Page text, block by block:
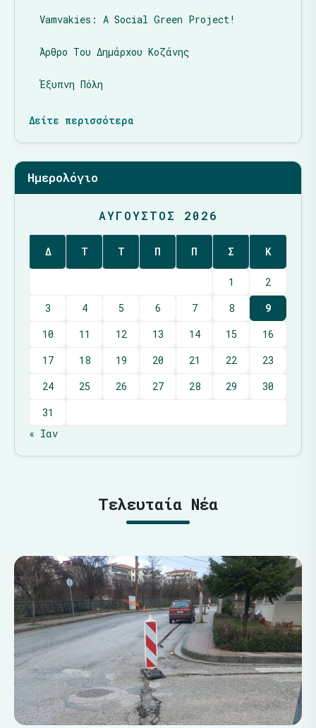
Vamvakies: A Social Green Project!
Άρθρο Του Δημάρχου Κοζάνης
Έξυπνη Πόλη
Δείτε περισσότερα
Ημερολόγιο
ΑΎΓΟΥΣΤΟΣ 2026
Δ Τ Τ Π Π Σ Κ
1
2
3
4 5 6 7 8
9
10
11 12 13 14 15
16
17
18 19 20 21 22
23
24
25 26 27 28 29
30
31
« Ιαν
Τελευταία Νέα